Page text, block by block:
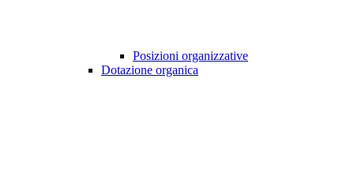
Posizioni organizzative
Dotazione organica